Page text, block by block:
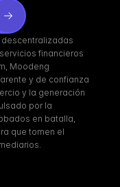
financieros
Moodeng
y de confianza
y la generación
por la
en batalla,
que tomen el